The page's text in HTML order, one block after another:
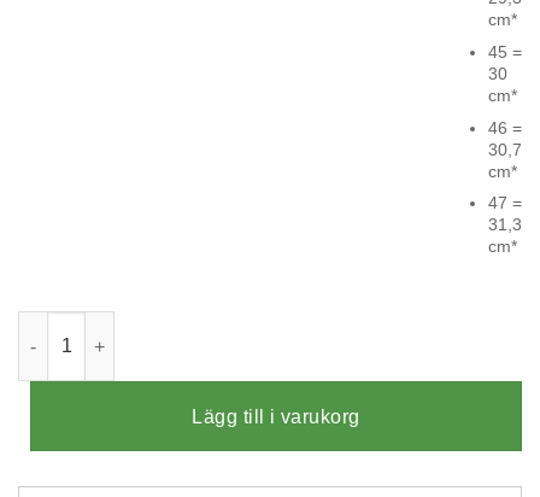
cm*
45 =
30
cm*
46 =
30,7
cm*
47 =
31,3
cm*
Lägg till i varukorg